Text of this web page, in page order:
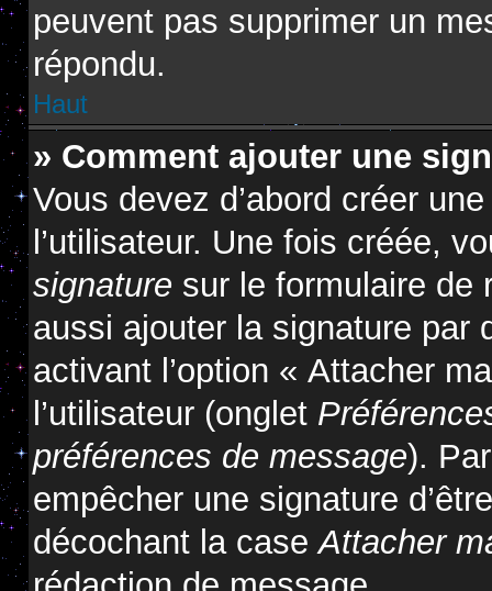
peuvent pas supprimer un
répondu.
Haut
» Comment ajouter une
Vous devez d’abord créer
l’utilisateur. Une fois créée,
signature sur le formulaire de
aussi ajouter la signature par
activant l’option « Attacher
l’utilisateur (onglet
préférences de message).
empêcher une signature
décochant la caseAttacher